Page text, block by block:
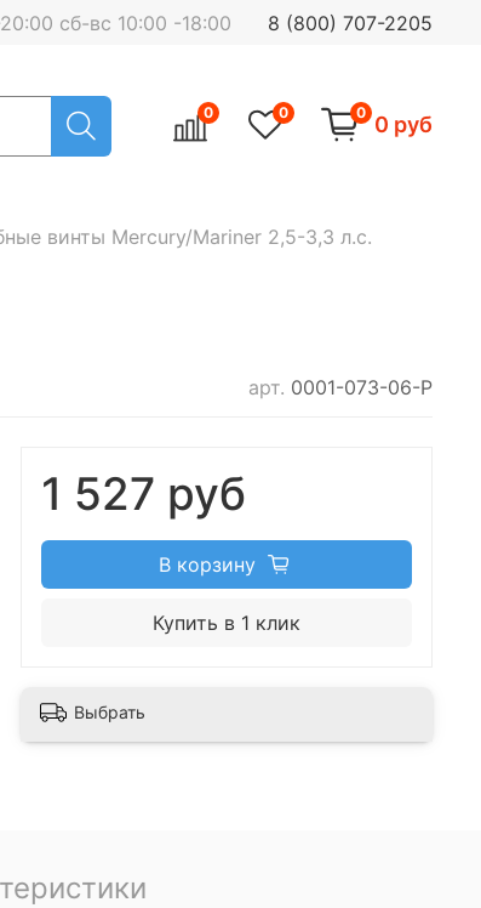
сб-вс 10:00 -18:00 8 (800) 707-2205
0 0 0 0 руб
винты Mercury/Mariner 2,5-3,3 л.с.
арт. 0001-073-06-P
1 527 руб
В корзину
Купить в 1 клик
Выбрать